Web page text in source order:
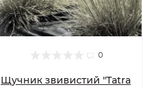
0
Щучник звивистий "Tatra